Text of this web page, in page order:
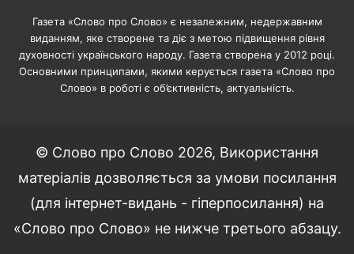
Газета «Слово про Слово» є незалежним, недержавним
виданням, яке створене та діє з метою підвищення рівня
духовності українського народу. Газета створена у 2012 році.
Основними принципами, якими керується газета «Слово про
Слово» в роботі є об’єктивність, актуальність.
© Слово про Слово 2026, Використання
матеріалів дозволяється за умови посилання
(для інтернет-видань - гіперпосилання) на
«Слово про Слово» не нижче третього абзацу.